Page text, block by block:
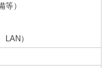
等）
LAN）